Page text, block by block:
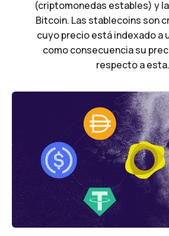
(criptomonedas estables) y
Bitcoin. Las stablecoins son
cuyo precio está indexado a
como consecuencia su
respecto a esta.